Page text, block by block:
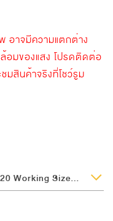
อาจมีความแตกต่าง
อมของแสง โปรดติดต่อ
มสินค้าจริงที่โชว์รูม
รุ่น : TERRAZZO+ ขนาด (cm.) : 60x120 Working Size (cm.) : 60x120 ความหนา (mm.) : 9